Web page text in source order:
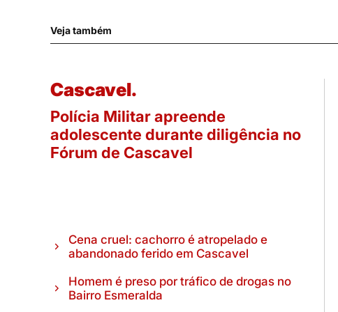
Veja também
Cascavel.
Polícia Militar apreende
adolescente durante diligência no
Fórum de Cascavel
Cena cruel: cachorro é atropelado e
abandonado ferido em Cascavel
Homem é preso por tráfico de drogas no
Bairro Esmeralda